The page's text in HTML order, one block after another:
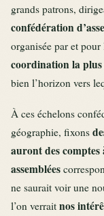
grands patrons,
confédération
organisée par et pour
coordination la plus
bien l’horizon vers
À ces échelons
géographie, fixons
auront des
assemblées
ne saurait voir une
l’on verrait nos